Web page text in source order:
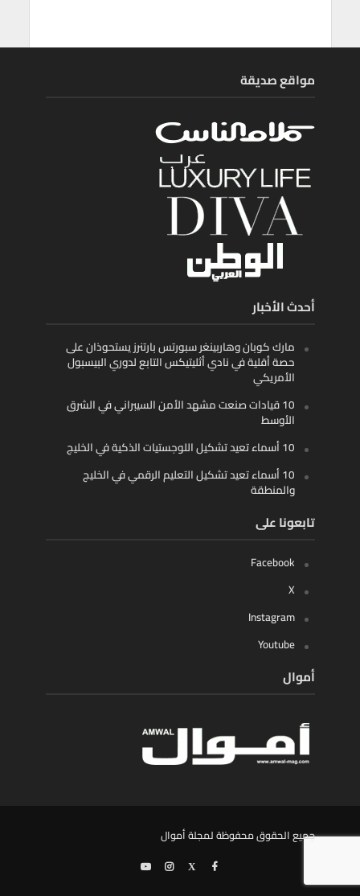
مواقع صديقة
أحدث الأخبار
مارك كوبان وهاربينغر سبورتس بارتنرز يستحوذان على
حصة أقلية في نادي أثليتيكس التابع لدوري البيسبول
الأمريكي
10 قيادات صنعت مشهد الأمن السيبراني في الشرق
الأوسط
10 أسماء تعيد تشكيل اللوجستيات الذكية في الخليج
10 أسماء تعيد تشكيل التعليم الرقمي في الخليج
والمنطقة
تابعونا على
Facebook
X
Instagram
Youtube
أموال
جميع الحقوق محفوظة لمجلة أموال